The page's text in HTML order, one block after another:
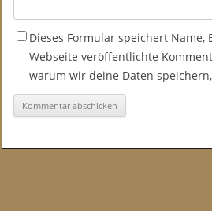
Dieses Formular speichert
Webseite veröffentlichte
warum wir deine Daten